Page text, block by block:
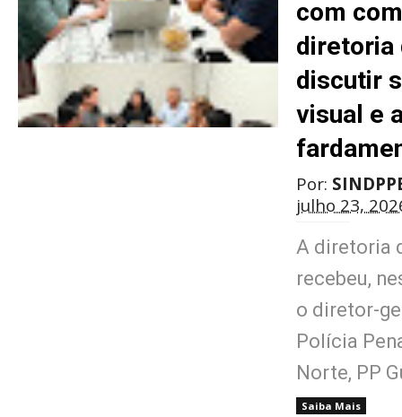
com
diretoria
discutir
visual e
Por:
julho 23,
A diretoria
recebeu,
o diretor-
Polícia
Norte, PP
Saiba Mais